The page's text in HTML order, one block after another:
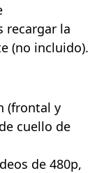
recargar la
(no incluido).
(frontal y
cuello de
de 480p,